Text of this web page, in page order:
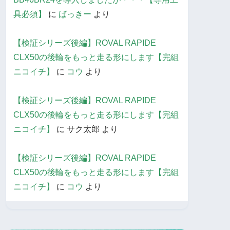
具必須】
に ばっきー より
【検証シリーズ後編】ROVAL RAPIDE
CLX50の後輪をもっと走る形にします【完組
ニコイチ】
に コウ より
【検証シリーズ後編】ROVAL RAPIDE
CLX50の後輪をもっと走る形にします【完組
ニコイチ】
に サク太郎 より
【検証シリーズ後編】ROVAL RAPIDE
CLX50の後輪をもっと走る形にします【完組
ニコイチ】
に コウ より